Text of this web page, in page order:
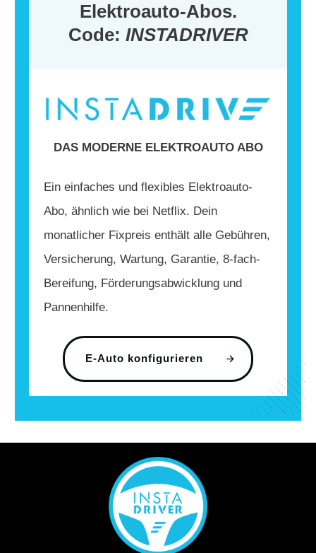
Elektroauto-Abos.
Code: INSTADRIVER
DAS MODERNE ELEKTROAUTO ABO
Ein einfaches und flexibles Elektroauto-
Abo, ähnlich wie bei Netflix. Dein
monatlicher Fixpreis enthält alle Gebühren,
Versicherung, Wartung, Garantie, 8-fach-
Bereifung, Förderungsabwicklung und
Pannenhilfe.
E-Auto konfigurieren